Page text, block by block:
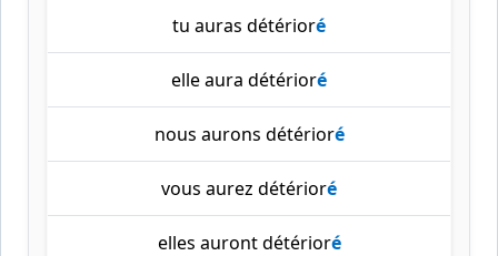
tu auras détérioré
elle aura détérioré
nous aurons détérioré
vous aurez détérioré
elles auront détérioré